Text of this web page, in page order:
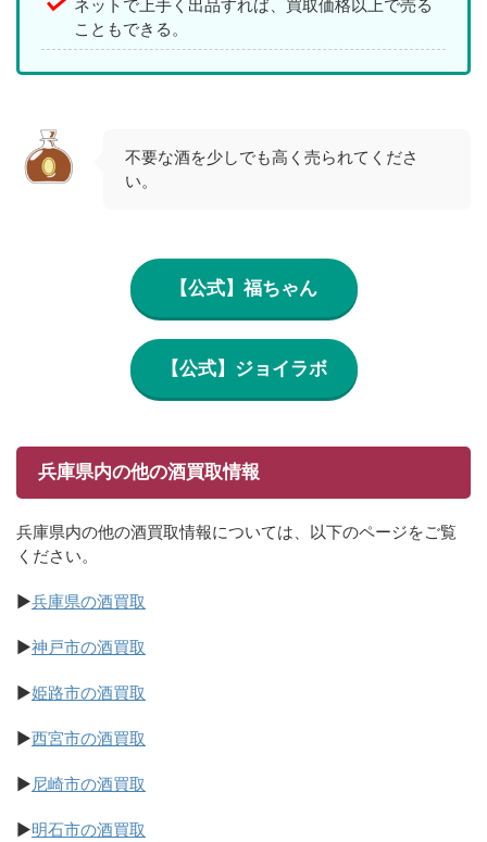
ネットで上手く出品すれば、買取価格以上で売る
こともできる。
不要な酒を少しでも高く売られてくださ
い。
【公式】福ちゃん
【公式】ジョイラボ
兵庫県内の他の酒買取情報
兵庫県内の他の酒買取情報については、以下のページをご覧
ください。
▶兵庫県の酒買取
▶神戸市の酒買取
▶姫路市の酒買取
▶西宮市の酒買取
▶尼崎市の酒買取
▶明石市の酒買取